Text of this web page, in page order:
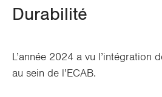
Durabilité
L’année 2024 a vu l’intégration
au sein de l’ECAB.